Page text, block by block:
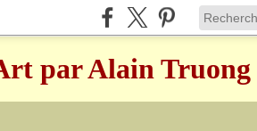
par Alain Truong